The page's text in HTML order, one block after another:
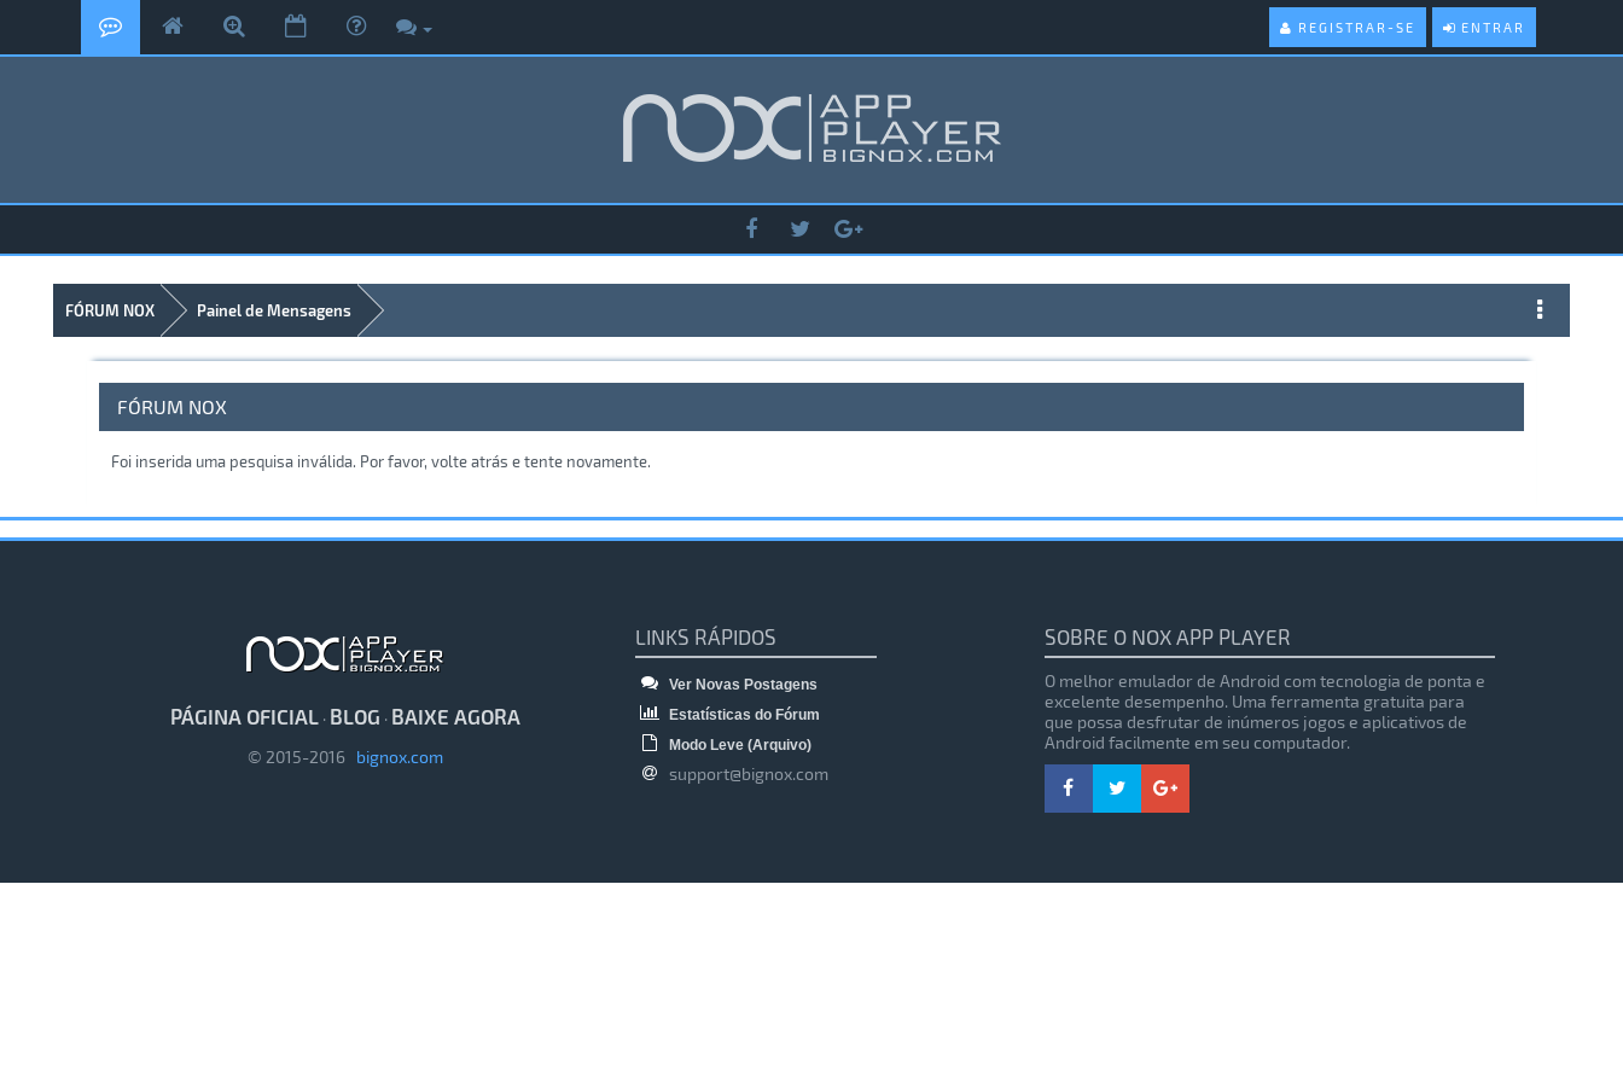
ENTRAR
REGISTRAR-SE
FÓRUM NOX Painel de Mensagens
FÓRUM NOX
Foi inserida uma pesquisa inválida. Por favor, volte atrás e tente novamente.
PÁGINA OFICIAL · BLOG · BAIXE AGORA
© 2015-2016 bignox.com
LINKS RÁPIDOS
Ver Novas Postagens
Estatísticas do Fórum
Modo Leve (Arquivo)
support@bignox.com
SOBRE O NOX APP PLAYER
O melhor emulador de Android com tecnologia de ponta e
excelente desempenho. Uma ferramenta gratuita para
que possa desfrutar de inúmeros jogos e aplicativos de
Android facilmente em seu computador.